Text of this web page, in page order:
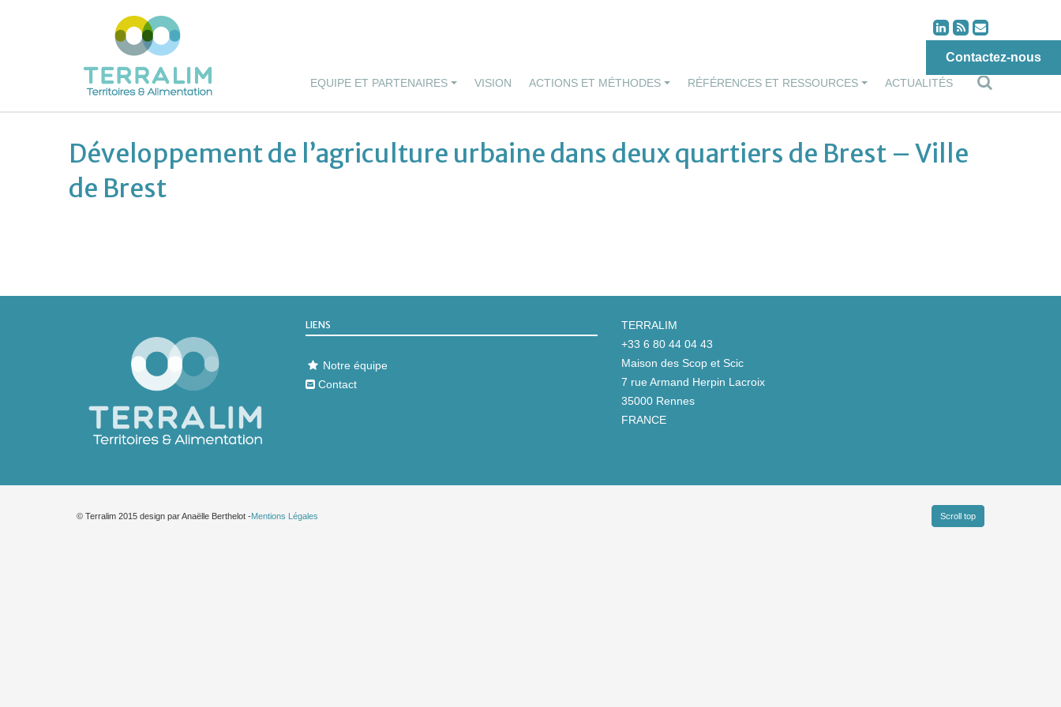
EQUIPE ET PARTENAIRES VISION ACTIONS ET MÉTHODES RÉFÉRENCES ET RESSOURCES ACTUALITÉS
Développement de l’agriculture urbaine dans deux quartiers de Brest – Ville
de Brest
LIENS
Notre équipe
Contact
TERRALIM
+33 6 80 44 04 43
Maison des Scop et Scic
7 rue Armand Herpin Lacroix
35000 Rennes
FRANCE
© Terralim 2015 design par Anaëlle Berthelot -Mentions Légales Scroll top
Contactez-nous